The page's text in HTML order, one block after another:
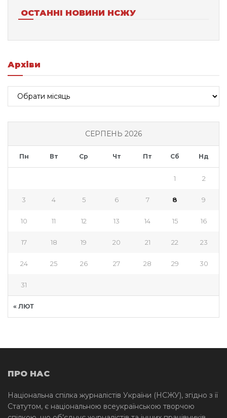
ОСТАННІ НОВИНИ НСЖУ
Архіви
Архіви
СЕРПЕНЬ 2026
Пн Вт Ср Чт Пт Сб Нд
« ЛЮТ
1 2
3 4 5 6 7 8 9
10 11 12 13 14 15 16
17 18 19 20 21 22 23
24 25 26 27 28 29 30
31
ПРО НАС
Національна спілка журналістів України (НСЖУ), згідно з її
Статутом, є національною всеукраїнською творчою